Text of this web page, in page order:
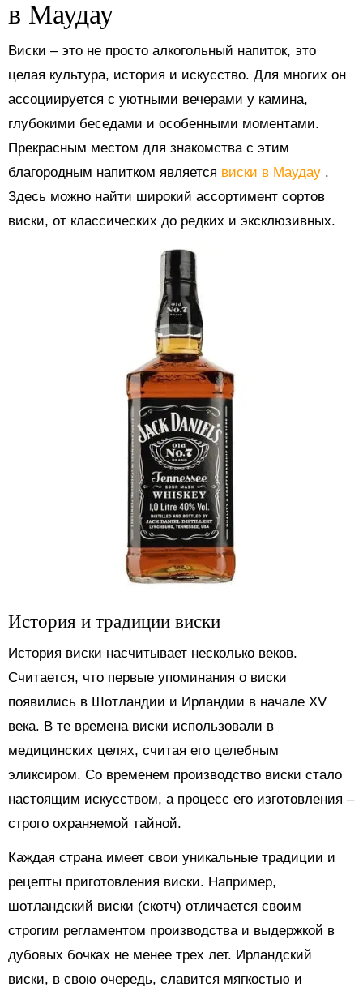
в Маудау
Виски – это не просто алкогольный напиток, это
целая культура, история и искусство. Для многих он
ассоциируется с уютными вечерами у камина,
глубокими беседами и особенными моментами.
Прекрасным местом для знакомства с этим
благородным напитком является виски в Маудау .
Здесь можно найти широкий ассортимент сортов
виски, от классических до редких и эксклюзивных.
История и традиции виски
История виски насчитывает несколько веков.
Считается, что первые упоминания о виски
появились в Шотландии и Ирландии в начале XV
века. В те времена виски использовали в
медицинских целях, считая его целебным
эликсиром. Со временем производство виски стало
настоящим искусством, а процесс его изготовления –
строго охраняемой тайной.
Каждая страна имеет свои уникальные традиции и
рецепты приготовления виски. Например,
шотландский виски (скотч) отличается своим
строгим регламентом производства и выдержкой в
дубовых бочках не менее трех лет. Ирландский
виски, в свою очередь, славится мягкостью и